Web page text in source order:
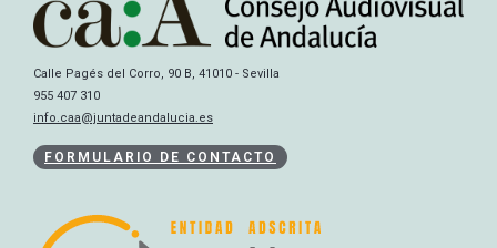
Calle Pagés del Corro, 90 B, 41010 - Sevilla
955 407 310
info.caa@juntadeandalucia.es
FORMULARIO DE CONTACTO